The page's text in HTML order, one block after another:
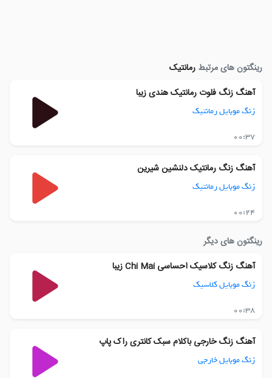
رینگتون های مرتبط رمانتیک
آهنگ زنگ فلوت رمانتیک هندی زیبا
زنگ موبایل رمانتیک
00:37
آهنگ زنگ رمانتیک دلنشین شیرین
زنگ موبایل رمانتیک
00:24
رینگتون های دیگر
آهنگ زنگ کلاسیک احساسی Chi Mai زیبا
زنگ موبایل کلاسیک
00:38
آهنگ زنگ خارجی باکلام سبک کانتری راک پاپ
زنگ موبایل خارجی